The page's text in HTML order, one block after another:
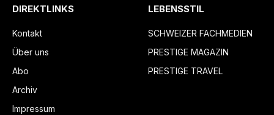
DIREKTLINKS
Kontakt
Über uns
Abo
Archiv
Impressum
LEBENSSTIL
SCHWEIZER FACHMEDIEN
PRESTIGE MAGAZIN
PRESTIGE TRAVEL